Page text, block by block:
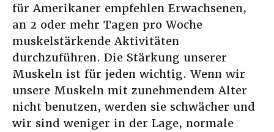
für Amerikaner empfehlen Erwachsenen,
an 2 oder mehr Tagen pro Woche
muskelstärkende Aktivitäten
durchzuführen. Die Stärkung unserer
Muskeln ist für jeden wichtig. Wenn wir
unsere Muskeln mit zunehmendem Alter
nicht benutzen, werden sie schwächer und
wir sind weniger in der Lage, normale